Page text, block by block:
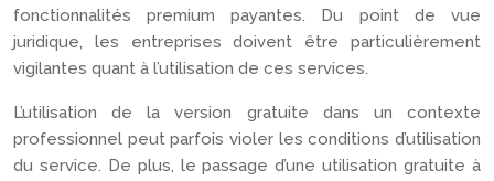
fonctionnalités premium payantes. Du point de vue
juridique, les entreprises doivent être particulièrement
vigilantes quant à l’utilisation de ces services.
L’utilisation de la version gratuite dans un contexte
professionnel peut parfois violer les conditions d’utilisation
du service. De plus, le passage d’une utilisation gratuite à